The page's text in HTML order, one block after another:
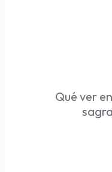
Qué ver